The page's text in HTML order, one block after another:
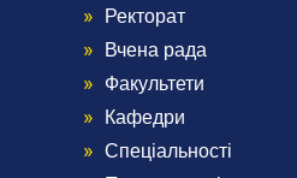
Menu
Footer
2
Ректорат
Вчена рада
Факультети
Кафедри
Спеціальності